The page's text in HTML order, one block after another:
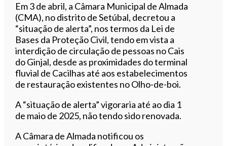
Em 3 de abril, a Câmara Municipal de Almada
(CMA), no distrito de Setúbal, decretou a
“situação de alerta”, nos termos da Lei de
Bases da Proteção Civil, tendo em vista a
interdição de circulação de pessoas no Cais
do Ginjal, desde as proximidades do terminal
fluvial de Cacilhas até aos estabelecimentos
de restauração existentes no Olho-de-boi.
A “situação de alerta” vigoraria até ao dia 1
de maio de 2025, não tendo sido renovada.
A Câmara de Almada notificou os